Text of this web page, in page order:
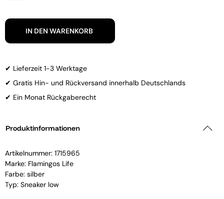
IN DEN WARENKORB
✔ Lieferzeit 1-3 Werktage
✔ Gratis Hin- und Rückversand innerhalb Deutschlands
✔ Ein Monat Rückgaberecht
Produktinformationen
Artikelnummer: 1715965
Marke: Flamingos Life
Farbe: silber
Typ: Sneaker low